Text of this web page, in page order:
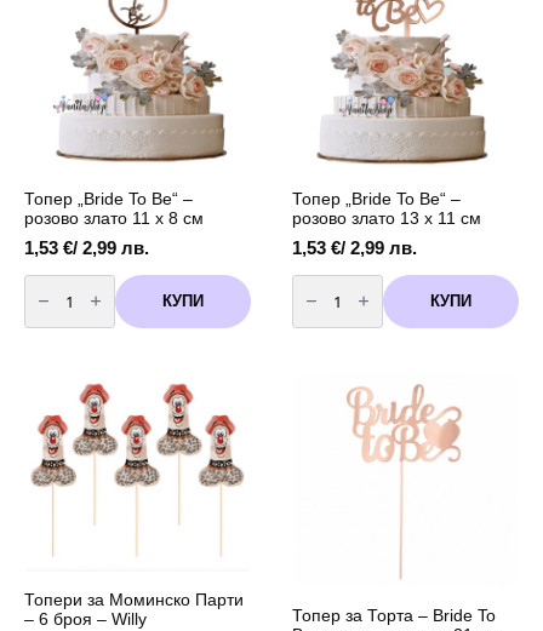
Топер „Bride To Be“ –
розово злато 11 х 8 см
1,53 €/ 2,99 лв.
количество
за
Топер
"Bride
розово
11
см
КУПИ
Топер „Bride To Be“ –
розово злато 13 х 11 см
1,53 €/ 2,99 лв.
количество
за
Топер
"Bride
розово
КУПИ
Топери за Моминско Парти
– 6 броя – Willy
Топер за Торта – Bride To